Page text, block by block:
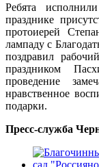
Ребята
празднике
протоиерей
лампаду с
поздравил
праздником
проведение
нравственное
подарки.
Пресс-служба